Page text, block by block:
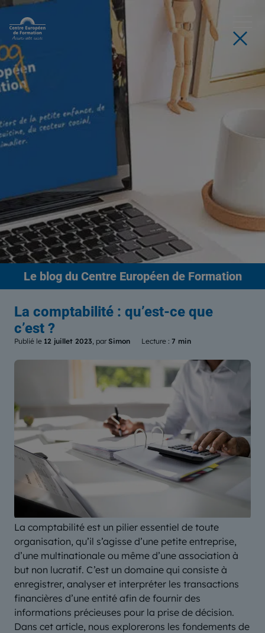
Le blogdu Centre Européen de Formation
La comptabilité : qu’est-ce que
c’est ?
Publié le 12 juillet 2023, par Simon Lecture : 7 min
La comptabilité est un pilier essentiel de toute
organisation, qu’il s’agisse d’une petite entreprise,
d’une multinationale ou même d’une association à
but non lucratif. C’est un domaine qui consiste à
enregistrer, analyser et interpréter les transactions
financières d’une entité afin de fournir des
informations précieuses pour la prise de décision.
Dans cet article, nous explorerons les fondements de